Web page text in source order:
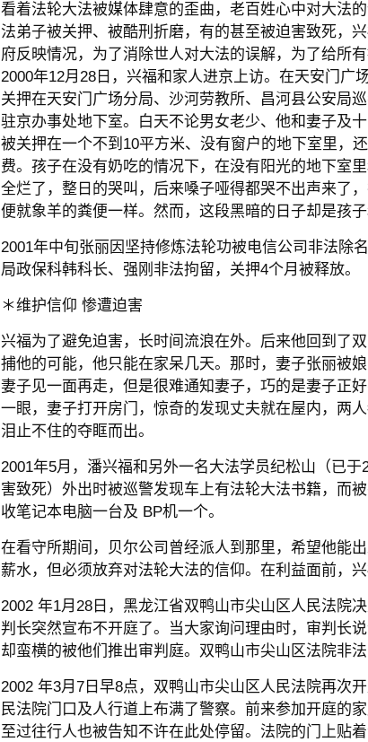
看着法轮大法被媒体肆意的歪曲，老百姓心中对大法
法弟子被关押、被酷刑折磨，有的甚至被迫害致死，
府反映情况，为了消除世人对大法的误解，为了给所
2000年12月28日，兴福和家人进京上访。在天安门广
关押在天安门广场分局、沙河劳教所、昌河县公安局
驻京办事处地下室。白天不论男女老少、他和妻子及
被关押在一个不到10平方米、没有窗户的地下室里，
费。孩子在没有奶吃的情况下，在没有阳光的地下室
全烂了，整日的哭叫，后来嗓子哑得都哭不出声来了
便就象羊的粪便一样。然而，这段黑暗的日子却是孩
2001年中旬张丽因坚持修炼法轮功被电信公司非法除
局政保科韩科长、强刚非法拘留，关押4个月被释放。
＊维护信仰 惨遭迫害
兴福为了避免迫害，长时间流浪在外。后来他回到了
捕他的可能，他只能在家呆几天。那时，妻子张丽被
妻子见一面再走，但是很难通知妻子，巧的是妻子正
一眼，妻子打开房门，惊奇的发现丈夫就在屋内，两
泪止不住的夺眶而出。
2001年5月，潘兴福和另外一名大法学员纪松山（已于
害致死）外出时被巡警发现车上有法轮大法书籍，而
收笔记本电脑一台及 BP机一个。
在看守所期间，贝尔公司曾经派人到那里，希望他能
薪水，但必须放弃对法轮大法的信仰。在利益面前，
2002 年1月28日，黑龙江省双鸭山市尖山区人民法院
判长突然宣布不开庭了。当大家询问理由时，审判长
却蛮横的被他们推出审判庭。双鸭山市尖山区法院非法
2002 年3月7日早8点，双鸭山市尖山区人民法院再次
民法院门口及人行道上布满了警察。前来参加开庭的
至过往行人也被告知不许在此处停留。法院的门上贴